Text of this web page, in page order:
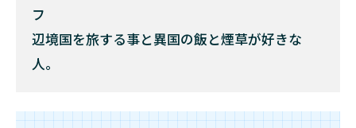
フ
辺境国を旅する事と異国の飯と煙草が好きな
人。